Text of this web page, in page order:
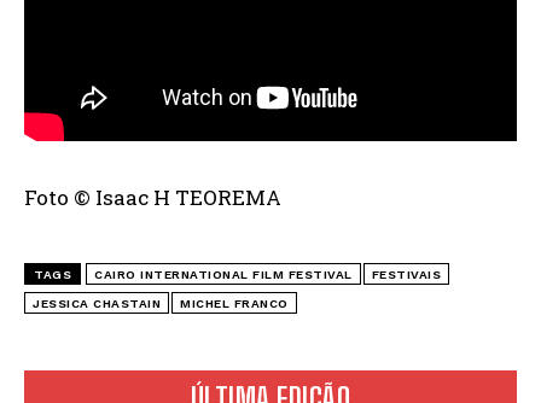
Foto © Isaac H TEOREMA
TAGS CAIRO INTERNATIONAL FILM FESTIVAL FESTIVAIS
JESSICA CHASTAIN MICHEL FRANCO